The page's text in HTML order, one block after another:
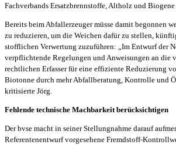
Fachverbands Ersatzbrennstoffe, Altholz und Biogene
Bereits beim Abfallerzeuger müsse damit begonnen
zu reduzieren, um die Weichen dafür zu stellen,
stofflichen Verwertung zuzuführen: „Im Entwurf der
verpflichtende Regelungen und Anweisungen an die
rechtlichen Erfasser für eine effiziente Reduzierung
Biotonne durch mehr Abfallberatung, Kontrolle und
kritisierte Jörg.
Fehlende technische Machbarkeit berücksichtigen
Der bvse macht in seiner Stellungnahme darauf
Referentenentwurf vorgesehene Fremdstoff-